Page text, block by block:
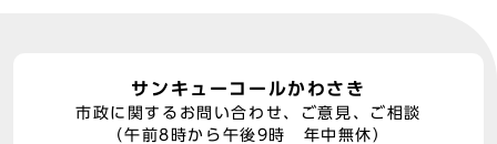
サンキューコールかわさき
市政に関するお問い合わせ、ご意見、ご相談
（午前8時から午後9時 年中無休）